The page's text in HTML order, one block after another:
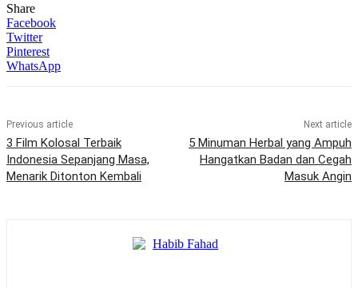
Share
Facebook
Twitter
Pinterest
WhatsApp
Previous article
3 Film Kolosal Terbaik
Indonesia Sepanjang Masa,
Menarik Ditonton Kembali
Next article
5 Minuman Herbal yang Ampuh
Hangatkan Badan dan Cegah
Masuk Angin